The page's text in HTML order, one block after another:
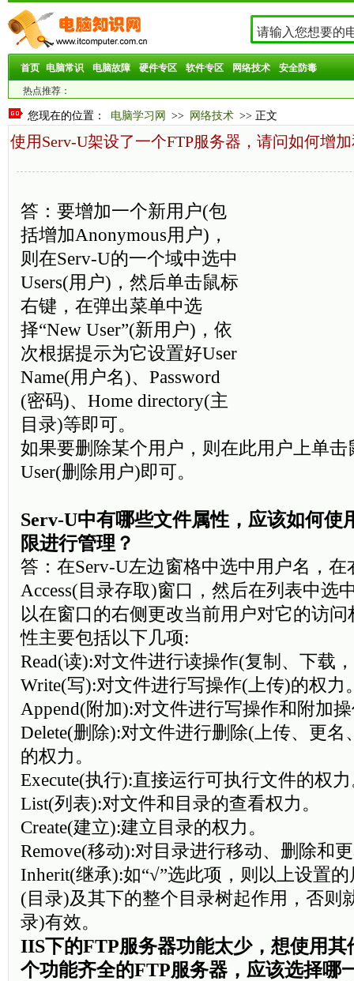
首页 电脑常识 电脑故障 硬件专区 软件专区 网络技术 安全防毒
热点推荐：
您现在的位置： 电脑学习网 >> 网络技术 >> 正文
使用Serv-U架设了一个FTP服务器，请问如何增
答：要增加一个新用户(包
括增加Anonymous用户)，
则在Serv-U的一个域中选中
Users(用户)，然后单击鼠标
右键，在弹出菜单中选
择“New User”(新用户)，依
次根据提示为它设置好User
Name(用户名)、Password
(密码)、Home directory(主
目录)等即可。
如果要删除某个用户，则在此用户上单击
User(删除用户)即可。
Serv-U中有哪些文件属性，应该如何使
限进行管理？
答：在Serv-U左边窗格中选中用户名，
Access(目录存取)窗口，然后在列表中选
以在窗口的右侧更改当前用户对它的访
性主要包括以下几项:
Read(读):对文件进行读操作(复制、下载
Write(写):对文件进行写操作(上传)的权力
Append(附加):对文件进行写操作和附加
Delete(删除):对文件进行删除(上传、更
的权力。
Execute(执行):直接运行可执行文件的权
List(列表):对文件和目录的查看权力。
Create(建立):建立目录的权力。
Remove(移动):对目录进行移动、删除和
Inherit(继承):如“√”选此项，则以上设置
(目录)及其下的整个目录树起作用，否则
录)有效。
IIS下的FTP服务器功能太少，想使用其
个功能齐全的FTP服务器，应该选择哪